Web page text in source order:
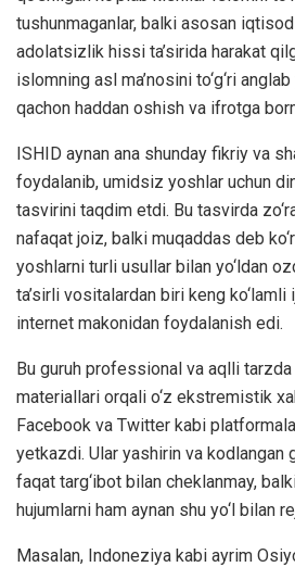
tushunmaganlar, balki asosan
adolatsizlik hissi ta’sirida harakat
islomning asl ma’nosini to‘g‘ri
qachon haddan oshish va ifrotga
ISHID aynan ana shunday fikriy va
foydalanib, umidsiz yoshlar uchun
tasvirini taqdim etdi. Bu tasvirda
nafaqat joiz, balki muqaddas deb
yoshlarni turli usullar bilan yo‘ldan
ta’sirli vositalardan biri keng
internet makonidan foydalanish edi.
Bu guruh professional va aqlli tarzda
materiallari orqali o‘z ekstremistik
Facebook va Twitter kabi
yetkazdi. Ular yashirin va kodlangan
faqat targ‘ibot bilan cheklanmay,
hujumlarni ham aynan shu yo‘l bilan
Masalan, Indoneziya kabi ayrim